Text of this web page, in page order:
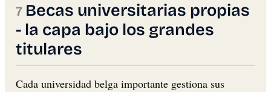
Becas universitarias propias
- la capa bajo los grandes
titulares
Cada universidad belga importante gestiona sus